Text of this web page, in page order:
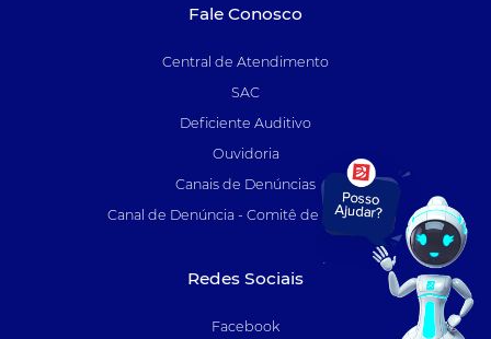
Fale Conosco
Central de Atendimento
SAC
Deficiente Auditivo
Ouvidoria
Canais de Denúncias
Canal de Denúncia - Comitê de Auditoria
Redes Sociais
Facebook